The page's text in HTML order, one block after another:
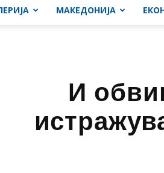
МАКЕДОНИЈА
И